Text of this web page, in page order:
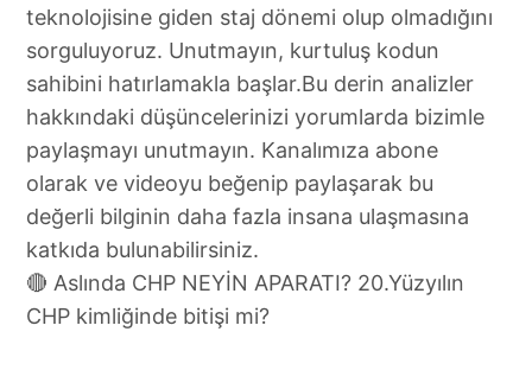
🔴 Aslında CHP NEYİN APARATI? 20.Yüzyılın
CHP kimliğinde bitişi mi?